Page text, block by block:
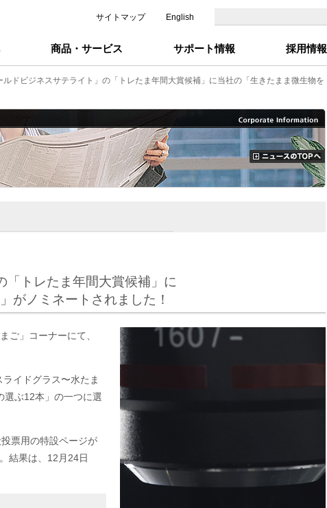
サイトマップ English
商品・サービス サポート情報 採用情報
ドビジネスサテライト」の「トレたま年間大賞候補」に当社の「生きたまま微生物を
「トレたま年間大賞候補」に
がノミネートされました！
ご」コーナーにて、
イドグラス〜水たま
選ぶ12本」の一つに選
票用の特設ページが
結果は、12月24日